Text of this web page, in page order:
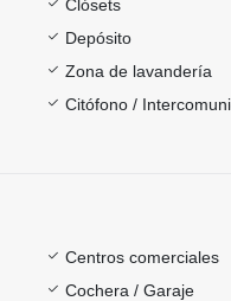
Clósets
Depósito
Zona de lavandería
Citófono /
Centros comerciales
Cochera / Garaje